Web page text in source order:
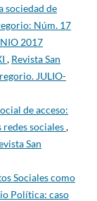
sociedad de
Núm. 17
2017
, Revista San
JULIO-
de acceso:
redes sociales,
San
Sociales como
Política: caso